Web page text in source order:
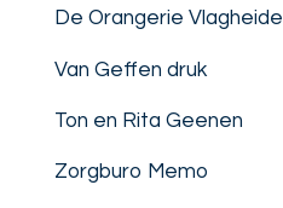
De Orangerie Vlagheide
Van Geffen druk
Ton en Rita Geenen
Zorgburo Memo